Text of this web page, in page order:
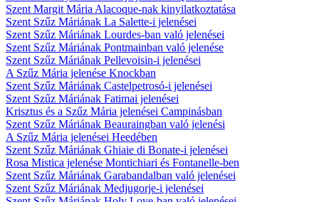
Szent Margit Mária Alacoque-nak kinyilatkoztatása
Szent Szűz Máriának La Salette-i jelenései
Szent Szűz Máriának Lourdes-ban való jelenései
Szent Szűz Máriának Pontmainban való jelenése
Szent Szűz Máriának Pellevoisin-i jelenései
A Szűz Mária jelenése Knockban
Szent Szűz Máriának Castelpetrosó-i jelenései
Szent Szűz Máriának Fatimai jelenései
Krisztus és a Szűz Mária jelenései Campinásban
Szent Szűz Máriának Beauraingban való jelenési
A Szűz Mária jelenései Heedében
Szent Szűz Máriának Ghiaie di Bonate-i jelenései
Rosa Mistica jelenése Montichiari és Fontanelle-ben
Szent Szűz Máriának Garabandalban való jelenései
Szent Szűz Máriának Medjugorje-i jelenései